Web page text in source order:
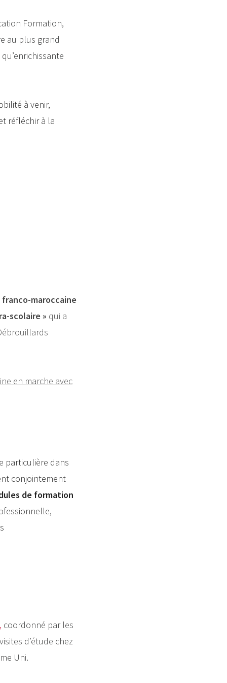
Formation,
au plus grand
à venir,
réfléchir à la
maroccaine
scolaire » qui a
en marche avec
particulière dans
conjointement
de formation
, coordonné par les
d’étude chez
Uni.